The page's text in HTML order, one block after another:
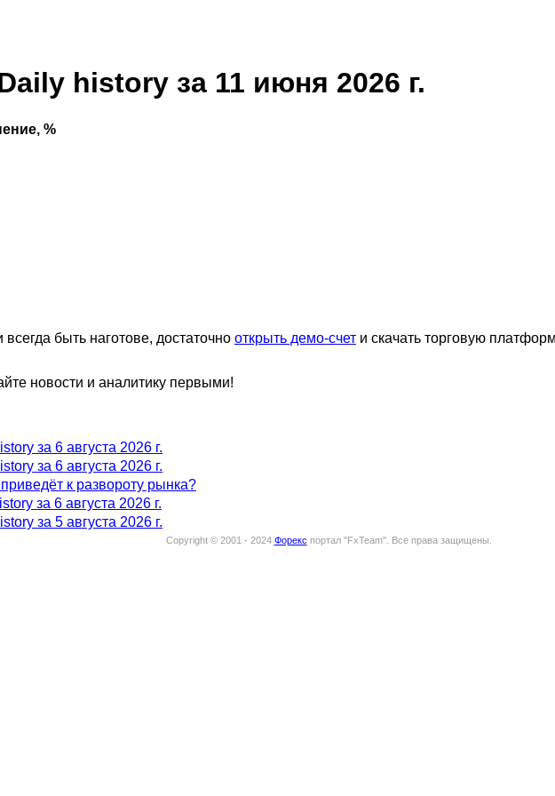
history за 11 июня 2026 г.
%
быть наготове, достаточно открыть демо-счет и скачать торговую
новости и аналитику первыми!
за 6 августа 2026 г.
за 6 августа 2026 г.
к развороту рынка?
за 6 августа 2026 г.
за 5 августа 2026 г.
Copyright © 2001 - 2024 Форекс портал "FxTeam". Все права защищены.